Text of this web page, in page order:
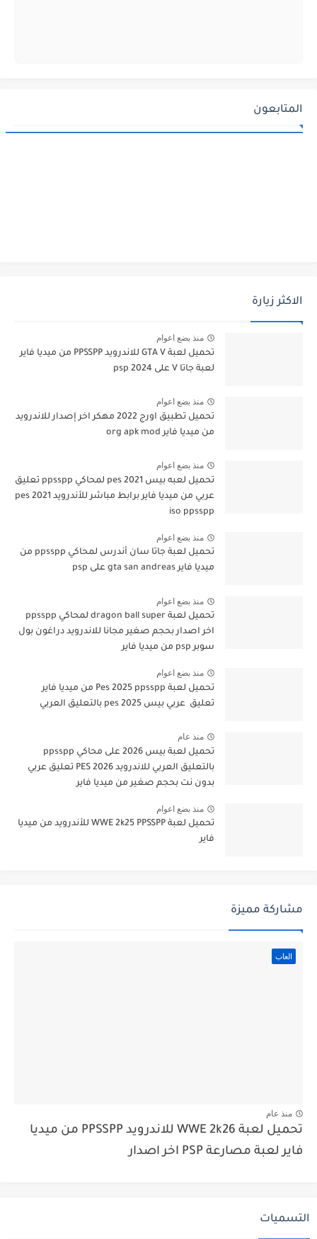
المتابعون
الاكثر زيارة
منذ بضع اعوام
تحميل لعبة GTA V للاندرويد PPSSPP من ميديا فاير
لعبة جاتا V على psp 2024
منذ بضع اعوام
تحميل تطبيق اورج 2022 مهكر اخر إصدار للاندرويد
من ميديا فاير org apk mod
منذ بضع اعوام
تحميل لعبه بيس pes 2021 لمحاكي ppsspp تعليق
عربي من ميديا فاير برابط مباشر للأندرويد pes 2021
iso ppsspp
منذ بضع اعوام
تحميل لعبة جاتا سان أندرس لمحاكي ppsspp من
ميديا فاير gta san andreas على psp
منذ بضع اعوام
تحميل لعبة dragon ball super لمحاكي ppsspp
اخر اصدار بحجم صغير مجانا للاندرويد دراغون بول
سوبر psp من ميديا فاير
منذ بضع اعوام
تحميل لعبة Pes 2025 ppsspp من ميديا فاير
تعليق عربي بيس pes 2025 بالتعليق العربي
منذ عام
تحميل لعبة بيس 2026 على محاكي ppsspp
بالتعليق العربي للاندرويد PES 2026 تعليق عربي
بدون نت بحجم صغير من ميديا فاير
منذ بضع اعوام
تحميل لعبة WWE 2k25 PPSSPP للأندرويد من ميديا
فاير
مشاركة مميزة
العاب
منذ عام
تحميل لعبة WWE 2k26 للاندرويد PPSSPP من ميديا
فاير لعبة مصارعة PSP اخر اصدار
التسميات